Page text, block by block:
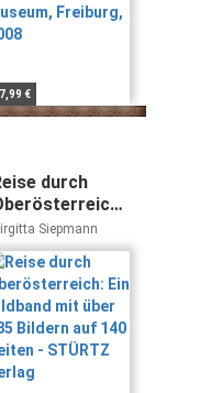
€
durch
Bildband mit
185 Bildern
140 Seiten -
Verlag
Siepmann